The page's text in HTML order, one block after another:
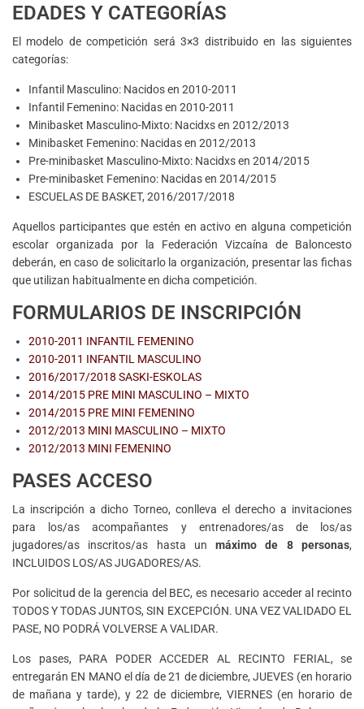
EDADES Y CATEGORÍAS
El modelo de competición será 3×3 distribuido en las siguientes
categorías:
Infantil Masculino: Nacidos en 2010-2011
Infantil Femenino: Nacidas en 2010-2011
Minibasket Masculino-Mixto: Nacidxs en 2012/2013
Minibasket Femenino: Nacidas en 2012/2013
Pre-minibasket Masculino-Mixto: Nacidxs en 2014/2015
Pre-minibasket Femenino: Nacidas en 2014/2015
ESCUELAS DE BASKET, 2016/2017/2018
Aquellos participantes que estén en activo en alguna competición
escolar organizada por la Federación Vizcaína de Baloncesto
deberán, en caso de solicitarlo la organización, presentar las fichas
que utilizan habitualmente en dicha competición.
FORMULARIOS DE INSCRIPCIÓN
2010-2011 INFANTIL FEMENINO
2010-2011 INFANTIL MASCULINO
2016/2017/2018 SASKI-ESKOLAS
2014/2015 PRE MINI MASCULINO – MIXTO
2014/2015 PRE MINI FEMENINO
2012/2013 MINI MASCULINO – MIXTO
2012/2013 MINI FEMENINO
PASES ACCESO
La inscripción a dicho Torneo, conlleva el derecho a invitaciones
para los/as acompañantes y entrenadores/as de los/as
jugadores/as inscritos/as hasta unmáximo de 8 personas,
INCLUIDOS LOS/AS JUGADORES/AS.
Por solicitud de la gerencia del BEC, es necesario acceder al recinto
TODOS Y TODAS JUNTOS, SIN EXCEPCIÓN. UNA VEZ VALIDADO EL
PASE, NO PODRÁ VOLVERSE A VALIDAR.
Los pases, PARA PODER ACCEDER AL RECINTO FERIAL, se
entregarán EN MANO el día de 21 de diciembre, JUEVES (en horario
de mañana y tarde), y 22 de diciembre, VIERNES (en horario de